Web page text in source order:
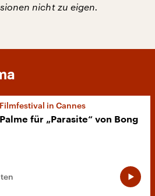
nicht zu eigen.
in Cannes
für „Parasite“ von Bong